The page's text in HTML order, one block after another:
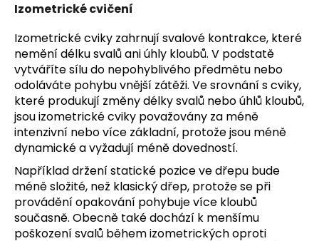
Izometrické cvičení
Izometrické cviky zahrnují svalové kontrakce, které
nemění délku svalů ani úhly kloubů. V podstatě
vytváříte sílu do nepohyblivého předmětu nebo
odoláváte pohybu vnější zátěži. Ve srovnání s cviky,
které produkují změny délky svalů nebo úhlů kloubů,
jsou izometrické cviky považovány za méně
intenzivní nebo více základní, protože jsou méně
dynamické a vyžadují méně dovedností.
Například držení statické pozice ve dřepu bude
méně složité, než klasický dřep, protože se při
provádění opakování pohybuje více kloubů
současně. Obecně také dochází k menšímu
poškození svalů během izometrických oproti